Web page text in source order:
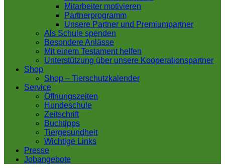
Mitarbeiter motivieren
Partnerprogramm
Unsere Partner und Premiumpartner
Als Schule spenden
Besondere Anlässe
Mit einem Testament helfen
Unterstützung über unsere Kooperationspartner
Shop
Shop – Tierschutzkalender
Service
Öffnungszeiten
Hundeschule
Zeitschrift
Buchtipps
Tiergesundheit
Wichtige Links
Presse
Jobangebote